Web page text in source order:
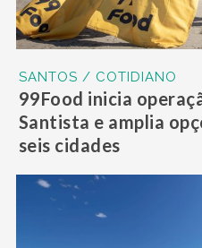
SANTOS / COTIDIANO
99Food inicia
Santista e amplia
seis cidades